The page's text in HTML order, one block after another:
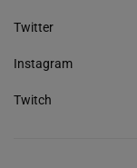
Twitter
Instagram
Twitch